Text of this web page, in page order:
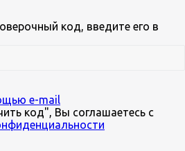
код, введите его в
e-mail
код", Вы соглашаетесь c